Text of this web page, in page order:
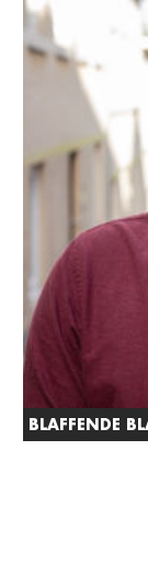
BLAFFENDE